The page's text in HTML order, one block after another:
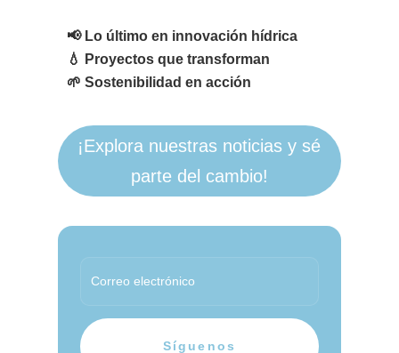
📢 Lo último en innovación hídrica
💧 Proyectos que transforman
🌱 Sostenibilidad en acción
¡Explora nuestras noticias y sé
parte del cambio!
Síguenos